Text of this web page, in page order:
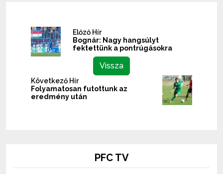
Előző Hír
Bognár: Nagy hangsúlyt
fektettünk a pontrúgásokra
Vissza
Következő Hír
Folyamatosan futottunk az
eredmény után
PFC TV